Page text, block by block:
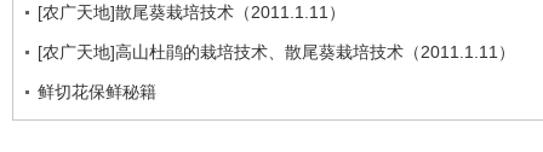
[农广天地]散尾葵栽培技术（2011.1.11）
[农广天地]高山杜鹃的栽培技术、散尾葵栽培技术（2011.1.11）
鲜切花保鲜秘籍